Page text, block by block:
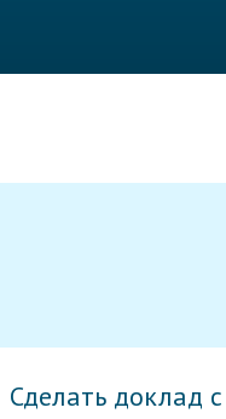
Сделать доклад